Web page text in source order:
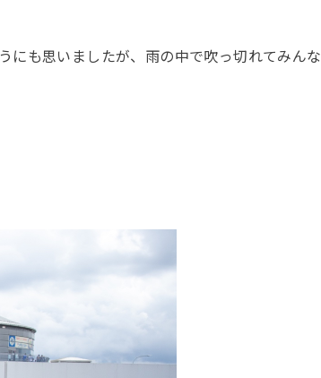
にも思いましたが、雨の中で吹っ切れてみんな